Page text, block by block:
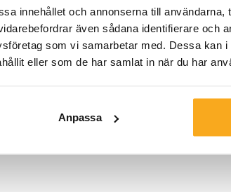
innehållet och annonserna till användarna,
även sådana identifierare och
som vi samarbetar med. Dessa kan
eller som de har samlat in när du har
Anpassa